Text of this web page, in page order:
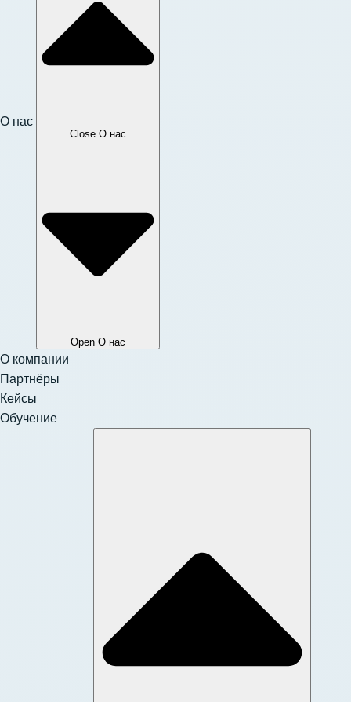
О нас
Close О нас
Open О нас
О компании
Партнёры
Кейсы
Обучение